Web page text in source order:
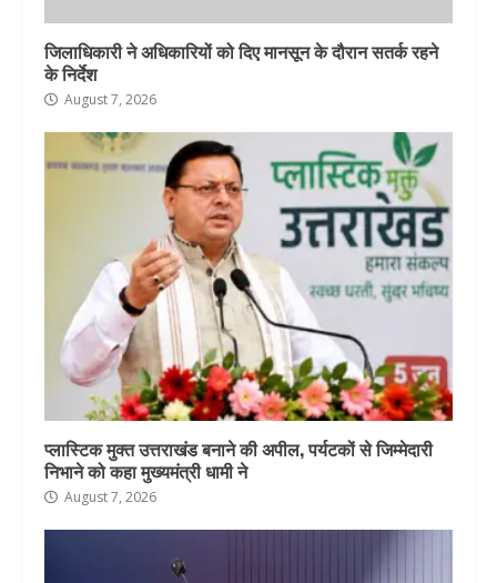
जिलाधिकारी ने अधिकारियों को दिए मानसून के दौरान सतर्क रहने
के निर्देश
August 7, 2026
प्लास्टिक मुक्त उत्तराखंड बनाने की अपील, पर्यटकों से जिम्मेदारी
निभाने को कहा मुख्यमंत्री धामी ने
August 7, 2026